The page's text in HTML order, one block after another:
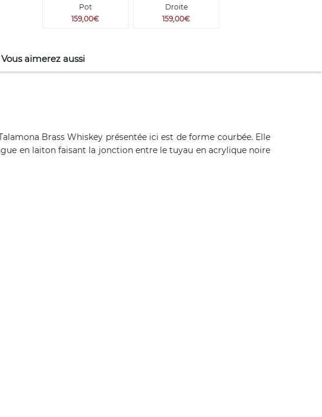
Pot
159,00€
Droite
159,00€
Vous aimerez aussi
Brass Whiskey présentée ici est de forme courbée. Elle
en laiton faisant la jonction entre le tuyau en acrylique noire